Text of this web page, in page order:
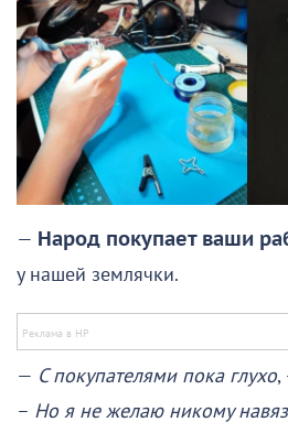
— Народ покупает ваши
у нашей землячки.
— С покупателями пока глухо,
– Но я не желаю никому